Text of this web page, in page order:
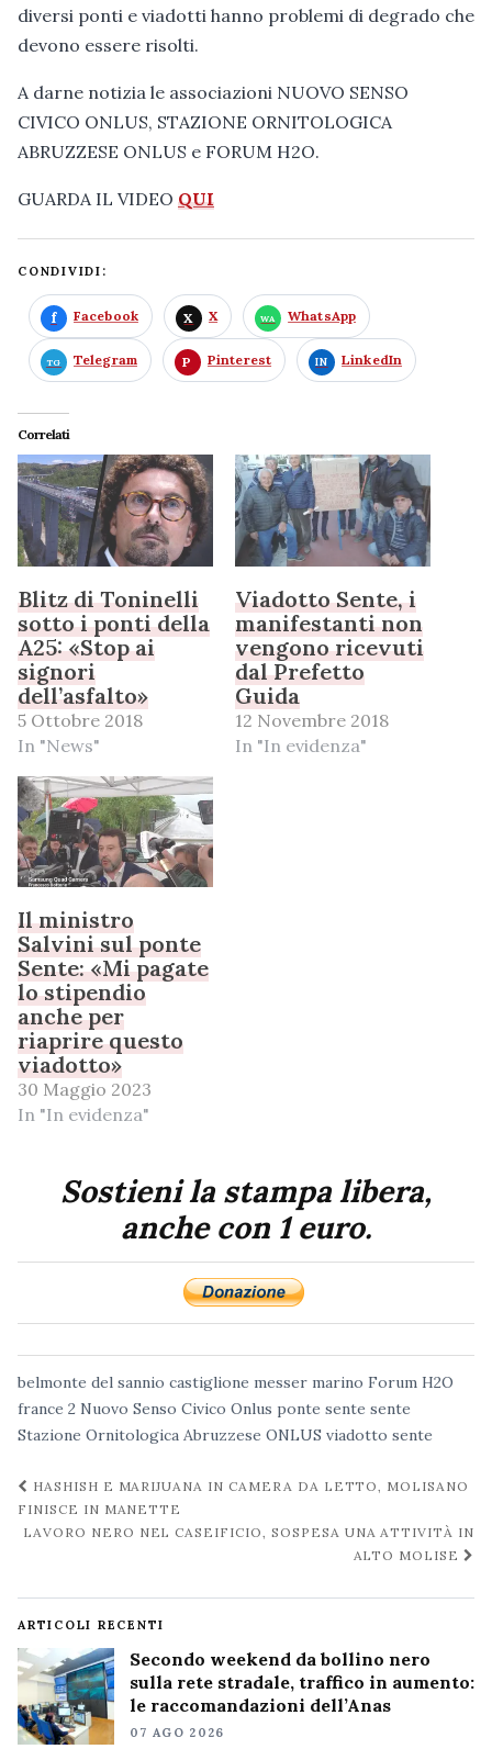
diversi ponti e viadotti hanno problemi di degrado che
devono essere risolti.
A darne notizia le associazioni NUOVO SENSO
CIVICO ONLUS, STAZIONE ORNITOLOGICA
ABRUZZESE ONLUS e FORUM H2O.
GUARDA IL VIDEO QUI
CONDIVIDI:
Facebook X WhatsApp
Telegram Pinterest LinkedIn
Correlati
Blitz di Toninelli
sotto i ponti della
A25: «Stop ai
signori
dell’asfalto»
5 Ottobre 2018
In "News"
Viadotto Sente, i
manifestanti non
vengono ricevuti
dal Prefetto
Guida
12 Novembre 2018
In "In evidenza"
Il ministro
Salvini sul ponte
Sente: «Mi pagate
lo stipendio
anche per
riaprire questo
viadotto»
30 Maggio 2023
In "In evidenza"
Sostieni la stampa libera,
anche con 1 euro.
belmonte del sannio castiglione messer marino Forum H2O
france 2 Nuovo Senso Civico Onlus ponte sente sente
Stazione Ornitologica Abruzzese ONLUS viadotto sente
Navigazione
post
HASHISH E MARIJUANA IN CAMERA DA LETTO, MOLISANO
FINISCE IN MANETTE
LAVORO NERO NEL CASEIFICIO, SOSPESA UNA ATTIVITÀ IN
ALTO MOLISE
ARTICOLI RECENTI
Secondo weekend da bollino nero
sulla rete stradale, traffico in aumento:
le raccomandazioni dell’Anas
07 AGO 2026